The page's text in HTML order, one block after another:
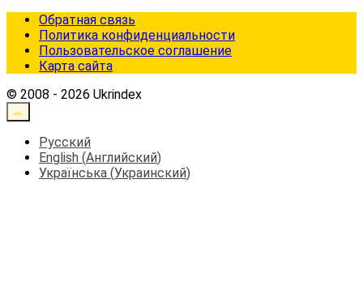
Обратная связь
Политика конфиденциальности
Пользовательское соглашение
Карта сайта
© 2008 - 2026 Ukrindex
Русский
English (Английский)
Українська (Украинский)